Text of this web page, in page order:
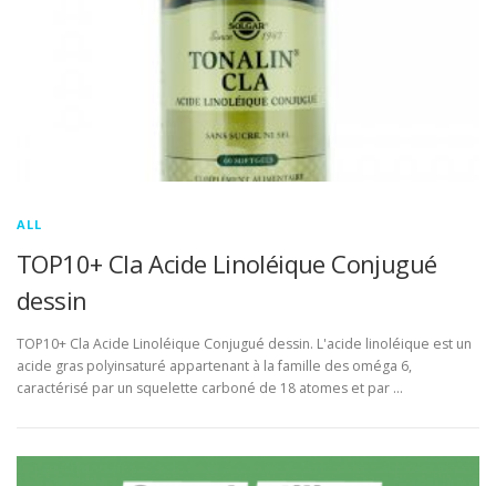
ALL
TOP10+ Cla Acide Linoléique Conjugué
dessin
TOP10+ Cla Acide Linoléique Conjugué dessin. L'acide linoléique est un
acide gras polyinsaturé appartenant à la famille des oméga 6,
caractérisé par un squelette carboné de 18 atomes et par …